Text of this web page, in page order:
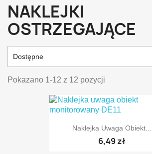
NAKLEJKI
OSTRZEGAJĄCE
Dostępne
Pokazano 1-12 z 12 pozycji
Naklejka Uwaga Obiekt...
6,49 zł